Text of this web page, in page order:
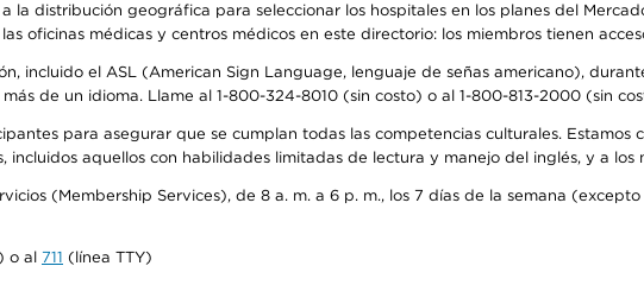
la distribución geográfica para seleccionar los hospitales en los planes del
oficinas médicas y centros médicos en este directorio: los miembros tienen
incluido el ASL (American Sign Language, lenguaje de señas americano),
de un idioma. Llame al 1-800-324-8010 (sin costo) o al 1-800-813-2000 (sin
para asegurar que se cumplan todas las competencias culturales.
aquellos con habilidades limitadas de lectura y manejo del inglés, y a
(Membership Services), de 8 a. m. a 6 p. m., los 7 días de la semana
o al 711 (línea TTY)